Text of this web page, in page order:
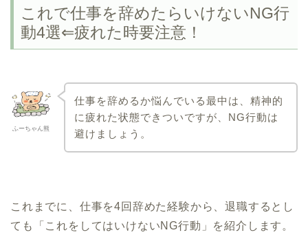
これで仕事を辞めたらいけないNG行
動4選⇐疲れた時要注意！
ふーちゃん熊
仕事を辞めるか悩んでいる最中は、精神的
に疲れた状態できついですが、NG行動は
避けましょう。
これまでに、仕事を4回辞めた経験から、退職するとし
ても「これをしてはいけないNG行動」を紹介します。